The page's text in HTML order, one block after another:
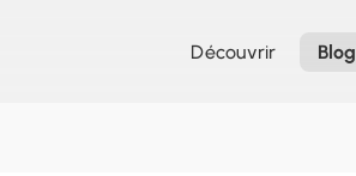
Découvrir Blog